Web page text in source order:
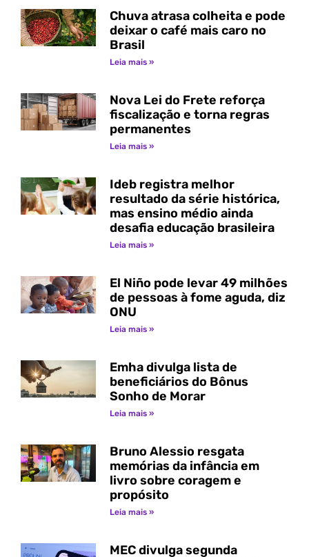
Chuva atrasa colheita e pode
deixar o café mais caro no
Brasil
Leia mais »
Nova Lei do Frete reforça
fiscalização e torna regras
permanentes
Leia mais »
Ideb registra melhor
resultado da série histórica,
mas ensino médio ainda
desafia educação brasileira
Leia mais »
El Niño pode levar 49 milhões
de pessoas à fome aguda, diz
ONU
Leia mais »
Emha divulga lista de
beneficiários do Bônus
Sonho de Morar
Leia mais »
Bruno Alessio resgata
memórias da infância em
livro sobre coragem e
propósito
Leia mais »
MEC divulga segunda